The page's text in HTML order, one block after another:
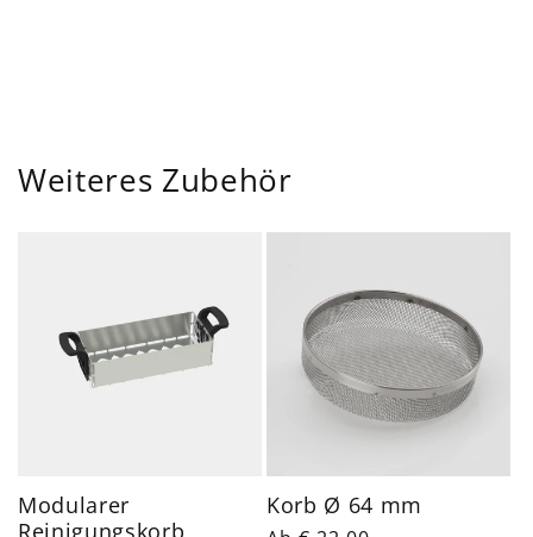
Weiteres Zubehör
Modularer
Reinigungskorb
Korb Ø 64 mm